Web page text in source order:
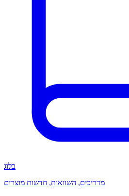
בלוג
מדריכים, השוואות, חדשות מוצרים